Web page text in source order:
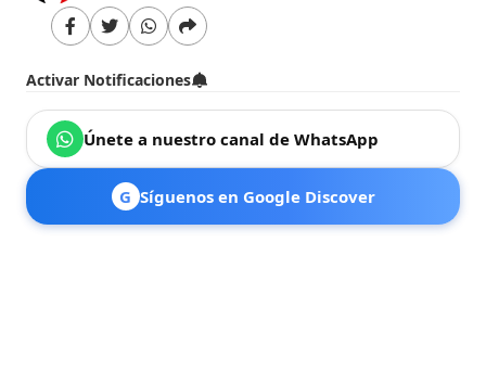
Activar Notificaciones
Únete a nuestro canal de WhatsApp
G Síguenos en Google Discover